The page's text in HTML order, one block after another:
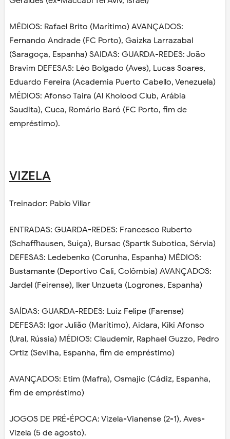
MÉDIOS: Rafael Brito (Marítimo) AVANÇADOS:
Fernando Andrade (FC Porto), Gaizka Larrazabal
(Saragoça, Espanha) SAIDAS: GUARDA-REDES: João
Bravim DEFESAS: Léo Bolgado (Aves), Lucas Soares,
Eduardo Fereira (Academia Puerto Cabello, Venezuela)
MÉDIOS: Afonso Taira (Al Kholood Club, Arábia
Saudita), Cuca, Romário Baró (FC Porto, fim de
empréstimo).
VIZELA
Treinador: Pablo Villar
ENTRADAS: GUARDA-REDES: Francesco Ruberto
(Schaffhausen, Suíça), Bursac (Spartk Subotica, Sérvia)
DEFESAS: Ledebenko (Corunha, Espanha) MÉDIOS:
Bustamante (Deportivo Cali, Colômbia) AVANÇADOS:
Jardel (Feirense), Iker Unzueta (Logrones, Espanha)
SAÍDAS: GUARDA-REDES: Luiz Felipe (Farense)
DEFESAS: Igor Julião (Marítimo), Aidara, Kiki Afonso
(Ural, Rússia) MÉDIOS: Claudemir, Raphael Guzzo, Pedro
Ortiz (Sevilha, Espanha, fim de empréstimo)
AVANÇADOS: Etim (Mafra), Osmajic (Cádiz, Espanha,
fim de empréstimo)
JOGOS DE PRÉ-ÉPOCA: Vizela-Vianense (2-1), Aves-
Vizela (5 de agosto).